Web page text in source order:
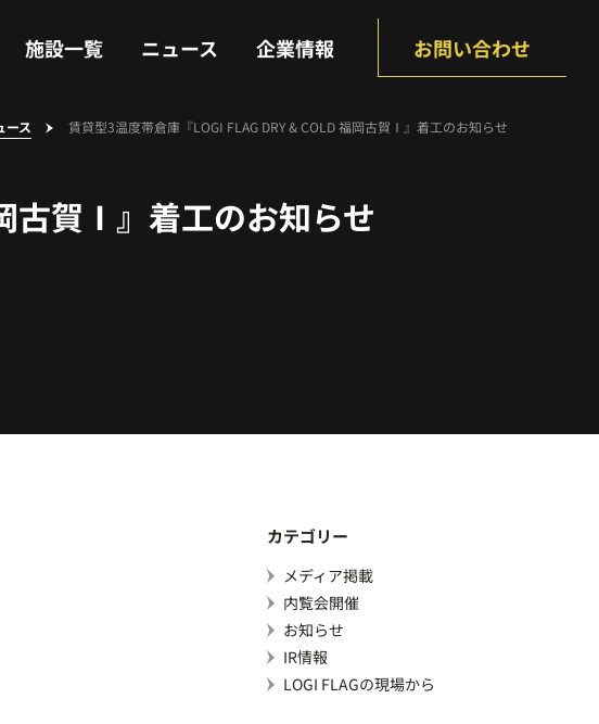
施設一覧 ニュース 企業情報 お問い合わせ
ース 賃貸型3温度帯倉庫『LOGI FLAG DRY & COLD 福岡古賀Ⅰ』着工のお知らせ
古賀Ⅰ』着工のお知らせ
カテゴリー
メディア掲載
内覧会開催
お知らせ
IR情報
LOGI FLAGの現場から